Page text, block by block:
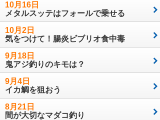
10月16日
メタルスッテはフォールで乗せる
10月2日
気をつけて！腸炎ビブリオ食中毒
9月18日
鬼アジ釣りのキモは？
9月4日
イカ鯛を狙おう
8月21日
間が大切なマダコ釣り